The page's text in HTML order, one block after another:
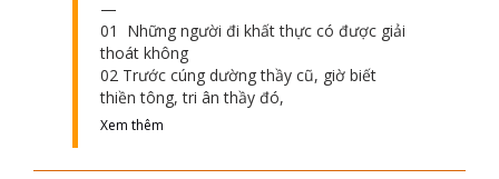
01 Những người đi khất thực có được giải
thoát không
02 Trước cúng dường thầy cũ, giờ biết
thiền tông, tri ân thầy đó,
Xem thêm